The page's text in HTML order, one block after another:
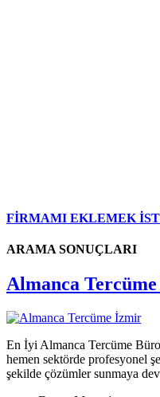
FİRMAMI EKLEMEK
ARAMA SONUÇLARI
Almanca
En İyi Almanca Tercüme
hemen sektörde profesyonel
şekilde çözümler sunmaya